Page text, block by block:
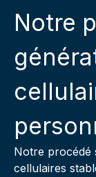
Notre
Notre procédé
cellulaires